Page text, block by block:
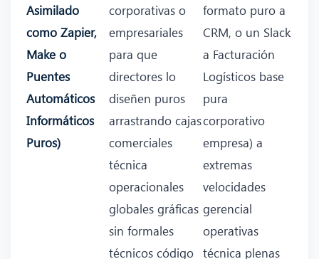
Asimilado
como Zapier,
Make o
Puentes
Automáticos
Informáticos
Puros)
corporativas o
empresariales
para que
directores lo
diseñen puros
arrastrando cajas
comerciales
técnica
operacionales
globales gráficas
sin formales
técnicos código
formato puro a
CRM, o un Slack
a Facturación
Logísticos base
pura
corporativo
empresa) a
extremas
velocidades
gerencial
operativas
técnica plenas